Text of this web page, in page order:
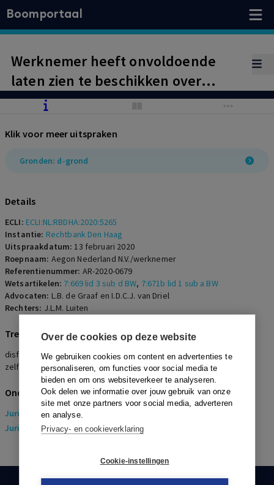
Over de cookies op deze website
We gebruiken cookies om content en advertenties te
personaliseren, om functies voor social media te
bieden en om ons websiteverkeer te analyseren.
Ook delen we informatie over jouw gebruik van onze
site met onze partners voor social media, adverteren
en analyse.
Privacy- en cookieverklaring
Cookie-instellingen
Boomportaal
Werknemer heeft onvoldoende
laten zien te beschikken over
zelfreflectie, waardoor hij
noodzakelijke vaardigheden voor de
functie van bedrijfsjurist te
arbeidsovereenkomst d-grond.
Klik voor meer uitspraken
Gronden: d-grond
Details
ECLI: ECLI:NL:RBDHA:2020:5265
Instantie: Rechtbank Den Haag
Uitspraakdatum:13 februari 2020
Roepnaam: Aegon Nederland N.V./werknemer
Referentienummer: AR-2020-0679
Wetsartikelen: 7:669 lid 3 sub d BW, 7:671b lid 1 sub a BW
Advocaten: L.B. de Graaf en I.D.C.J. van Driel
Rechters: J.L.M. Luiten
Trefwoorden
disfunctioneren, ontbinding, verbetertraject, verschil van inzicht,
zelfreflectie
Onderwerpen
Juridisch> Arbeidsrecht
Juridisch > Sociaal Zekerheidsrecht